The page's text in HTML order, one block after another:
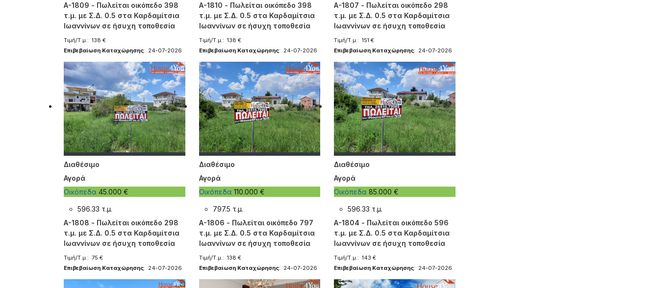
A-1809 - Πωλείται οικόπεδο 398
τ.μ. με Σ.Δ. 0.5 στα Καρδαμίτσια
Ιωαννίνων σε ήσυχη τοποθεσία
Τιμή/Τ.μ.: 138 €
Επιβεβαίωση Καταχώρησης: 24-07-2026
A-1810 - Πωλείται οικόπεδο 398
τ.μ. με Σ.Δ. 0.5 στα Καρδαμίτσια
Ιωαννίνων σε ήσυχη τοποθεσία
Τιμή/Τ.μ.: 138 €
Επιβεβαίωση Καταχώρησης: 24-07-2026
A-1807 - Πωλείται οικόπεδο 298
τ.μ. με Σ.Δ. 0.5 στα Καρδαμίτσια
Ιωαννίνων σε ήσυχη τοποθεσία
Τιμή/Τ.μ.: 151 €
Επιβεβαίωση Καταχώρησης: 24-07-2026
Διαθέσιμο
Αγορά
Οικόπεδα 45.000 €
596.33 τ.μ.
A-1808 - Πωλείται οικόπεδο 298
τ.μ. με Σ.Δ. 0.5 στα Καρδαμίτσια
Ιωαννίνων σε ήσυχη τοποθεσία
Τιμή/Τ.μ.: 75 €
Επιβεβαίωση Καταχώρησης: 24-07-2026
Διαθέσιμο
Αγορά
Οικόπεδα 110.000 €
797.5 τ.μ.
A-1806 - Πωλείται οικόπεδο 797
τ.μ. με Σ.Δ. 0.5 στα Καρδαμίτσια
Ιωαννίνων σε ήσυχη τοποθεσία
Τιμή/Τ.μ.: 138 €
Επιβεβαίωση Καταχώρησης: 24-07-2026
Διαθέσιμο
Αγορά
Οικόπεδα85.000 €
596.33 τ.μ.
A-1804 - Πωλείται οικόπεδο 596
τ.μ. με Σ.Δ. 0.5 στα Καρδαμίτσια
Ιωαννίνων σε ήσυχη τοποθεσία
Τιμή/Τ.μ.: 143 €
Επιβεβαίωση Καταχώρησης: 24-07-2026